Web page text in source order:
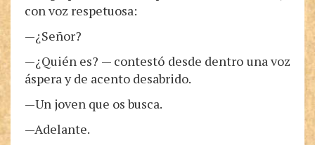
con voz respetuosa:
—¿Señor?
—¿Quién es? — contestó desde dentro una voz
áspera y de acento desabrido.
—Un joven que os busca.
—Adelante.